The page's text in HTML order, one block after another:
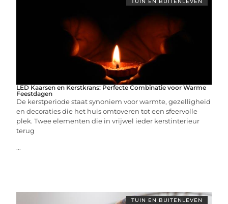
LED Kaarsen en Kerstkrans: Perfecte Combinatie voor Warme
Feestdagen
De kerstperiode staat synoniem voor warmte, gezelligheid
en decoraties die het huis omtoveren tot een sfeervolle
plek. Twee elementen die in vrijwel ieder kerstinterieur
terug
...
TUIN EN BUITENLEVEN